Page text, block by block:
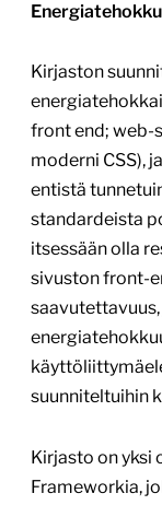
Kirjaston
front end; web-
moderni CSS),
entistä
standardeista
itsessään olla
sivuston front-
suunniteltuihin
Kirjasto on yksi
Frameworkia,